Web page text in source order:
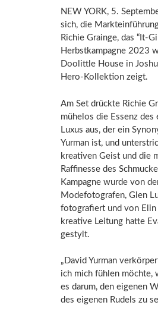
NEW YORK, 5.
sich, die
Richie Grainge, das “It-
Herbstkampagne 2023
Doolittle House in
Hero-Kollektion zeigt.
Am Set drückte Richie
mühelos die Essenz des
Luxus aus, der ein
Yurman ist, und
kreativen Geist und die
Raffinesse des
Kampagne wurde von
Modefotografen, Glen
fotografiert und von Elin
kreative Leitung hatte
gestylt.
„David Yurman
ich mich fühlen möchte,
es darum, den eigenen
des eigenen Rudels zu